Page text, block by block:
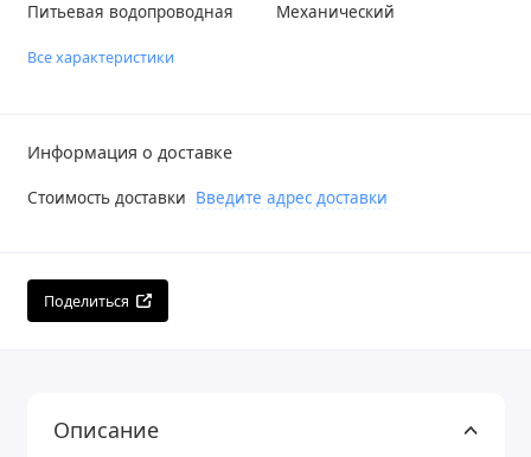
Питьевая водопроводная Механический
Все характеристики
Информация о доставке
Стоимость доставки Введите адрес доставки
Поделиться
Описание